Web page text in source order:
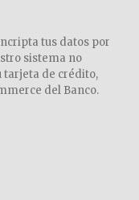
tus datos por
sistema no
tarjeta de crédito,
del Banco.